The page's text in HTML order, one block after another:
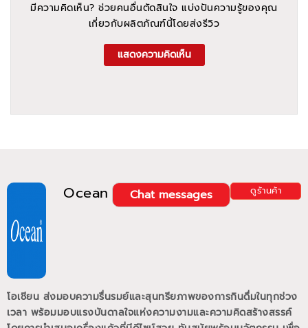
Ocean ดูร้านค้า
Chat messages
โอเชียน ส่งมอบความรื่นรมย์และสุนทรียภาพของการกินดื่มในทุกช่วง
เวลา พร้อมมอบแรงบันดาลใจแห่งความงามและความคิดสร้างสรรค์
มีความคิดเห็น? ช่วยคนอื่นตัดสินใจ แบ่งปันความรู้ของคุณ
เกี่ยวกับผลิตภัณฑ์นี้โดยส่งรีวิว
แสดงความคิดเห็น